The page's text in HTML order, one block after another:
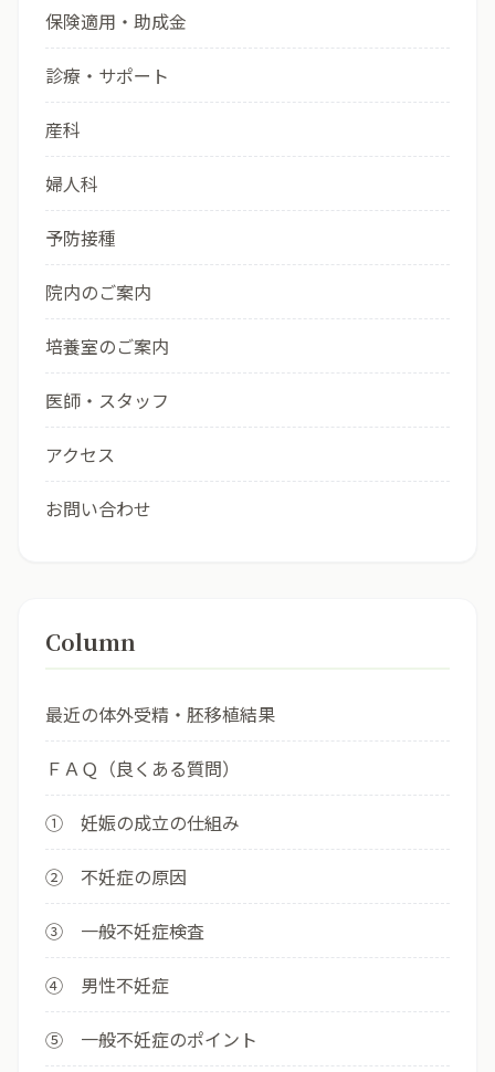
保険適用・助成金
診療・サポート
産科
婦人科
予防接種
院内のご案内
培養室のご案内
医師・スタッフ
アクセス
お問い合わせ
Column
最近の体外受精・胚移植結果
ＦＡＱ（良くある質問）
① 妊娠の成立の仕組み
② 不妊症の原因
③ 一般不妊症検査
④ 男性不妊症
⑤ 一般不妊症のポイント